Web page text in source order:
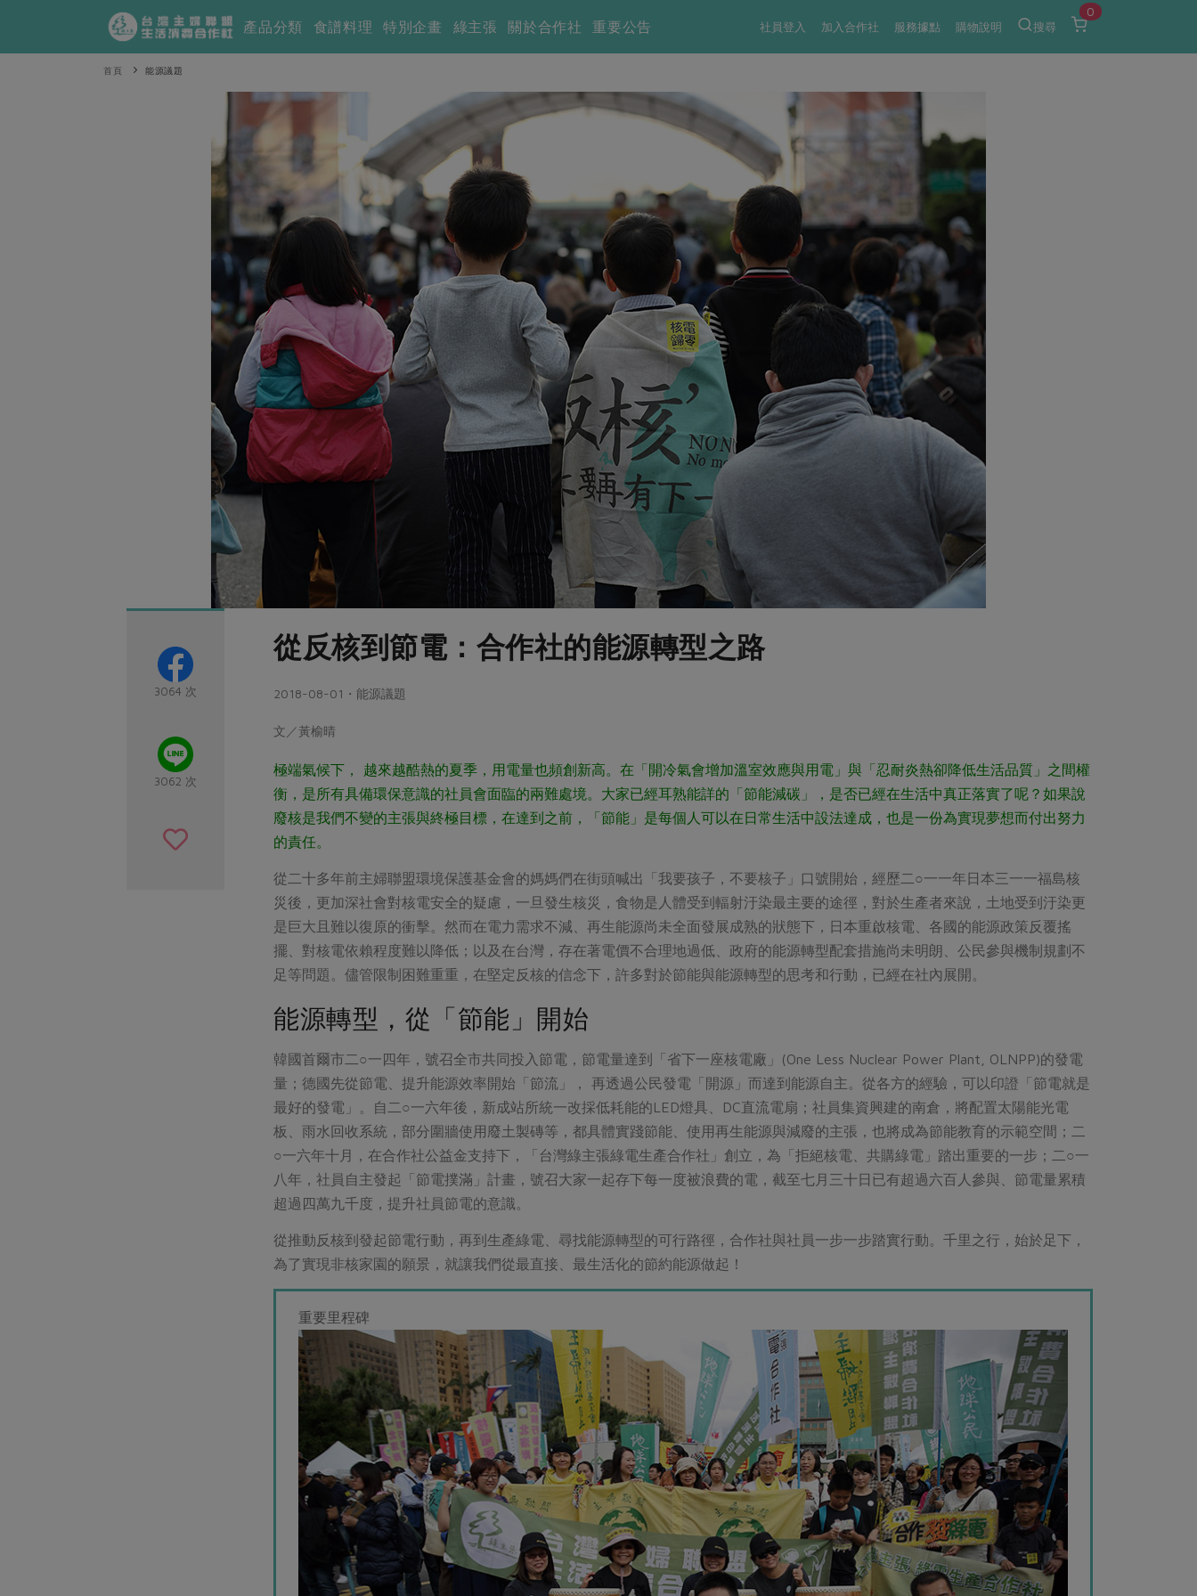
社員登入 加入合作社 服務據點 購物說明 搜尋
0
產品分類 食譜料理 特別企畫 綠主張 關於合作社 重要公告
首頁 能源議題
3064 次
3062 次
從反核到節電：合作社的能源轉型之路
2018-08-01・能源議題
文／黃榆晴
極端氣候下， 越來越酷熱的夏季，用電量也頻創新高。在「開冷氣會增加溫室效應與用電」與「忍耐炎熱卻降低生活品質」之間權
衡，是所有具備環保意識的社員會面臨的兩難處境。大家已經耳熟能詳的「節能減碳」，是否已經在生活中真正落實了呢？如果說
廢核是我們不變的主張與終極目標，在達到之前，「節能」是每個人可以在日常生活中設法達成，也是一份為實現夢想而付出努力
的責任。
從二十多年前主婦聯盟環境保護基金會的媽媽們在街頭喊出「我要孩子，不要核子」口號開始，經歷二○一一年日本三一一福島核
災後，更加深社會對核電安全的疑慮，一旦發生核災，食物是人體受到輻射汙染最主要的途徑，對於生產者來說，土地受到汙染更
是巨大且難以復原的衝擊。然而在電力需求不減、再生能源尚未全面發展成熟的狀態下，日本重啟核電、各國的能源政策反覆搖
擺、對核電依賴程度難以降低；以及在台灣，存在著電價不合理地過低、政府的能源轉型配套措施尚未明朗、公民參與機制規劃不
足等問題。儘管限制困難重重，在堅定反核的信念下，許多對於節能與能源轉型的思考和行動，已經在社內展開。
能源轉型，從「節能」開始
韓國首爾市二○一四年，號召全市共同投入節電，節電量達到「省下一座核電廠」(One Less Nuclear Power Plant, OLNPP)的發電
量；德國先從節電、提升能源效率開始「節流」， 再透過公民發電「開源」而達到能源自主。從各方的經驗，可以印證「節電就是
最好的發電」。自二○一六年後，新成站所統一改採低耗能的LED燈具、DC直流電扇；社員集資興建的南倉，將配置太陽能光電
板、雨水回收系統，部分圍牆使用廢土製磚等，都具體實踐節能、使用再生能源與減廢的主張，也將成為節能教育的示範空間；二
○一六年十月，在合作社公益金支持下，「台灣綠主張綠電生產合作社」創立，為「拒絕核電、共購綠電」踏出重要的一步；二○一
八年，社員自主發起「節電撲滿」計畫，號召大家一起存下每一度被浪費的電，截至七月三十日已有超過六百人參與、節電量累積
超過四萬九千度，提升社員節電的意識。
從推動反核到發起節電行動，再到生產綠電、尋找能源轉型的可行路徑，合作社與社員一步一步踏實行動。千里之行，始於足下，
為了實現非核家園的願景，就讓我們從最直接、最生活化的節約能源做起！
重要里程碑